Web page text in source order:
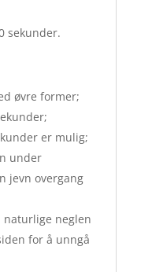
sekunder.
øvre former;
er mulig;
under
jevn overgang
naturlige neglen
for å unngå